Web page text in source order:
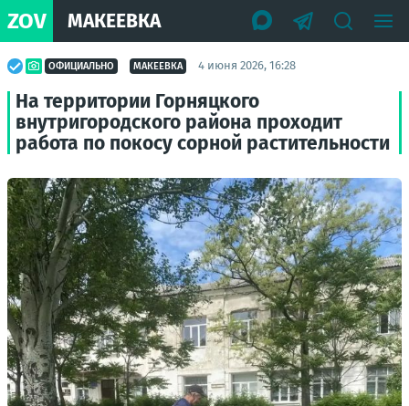
ZOV МАКЕЕВКА
ОФИЦИАЛЬНО МАКЕЕВКА 4 июня 2026, 16:28
На территории Горняцкого
внутригородского района проходит
работа по покосу сорной растительности